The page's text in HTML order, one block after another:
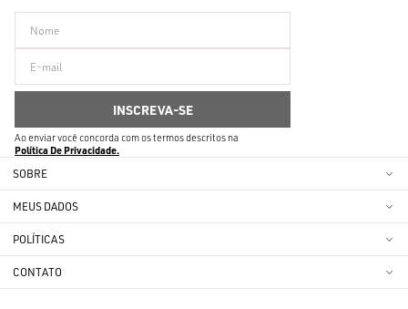
Ao enviar você concorda com os termos descritos na
Política De Privacidade
SOBRE
MEUS DADOS
POLÍTICAS
CONTATO